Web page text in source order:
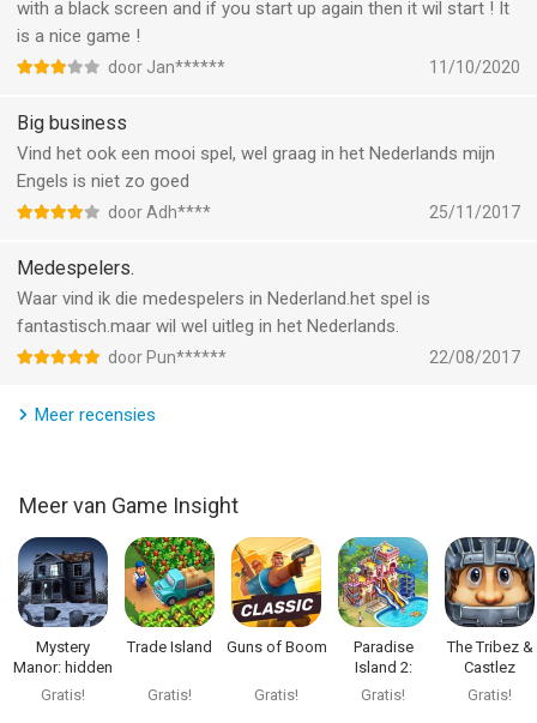
--
Big Business: Economic & Strategy Game van Game Insight is
een iPad app met iOS versie 8.0 of hoger, geschikt bevonden
voor gebruikers met leeftijden vanaf4 jaar.
Informatie voor Big Business: Economic & Strategy Gameis het
with a black screen and if you start up again then it wil start ! It
is a nice game !
door Jan****** 11/10/2020
Big business
Vind het ook een mooi spel, wel graag in het Nederlands mijn
Engels is niet zo goed
door Adh**** 25/11/2017
Medespelers.
Waar vind ik die medespelers in Nederland.het spel is
fantastisch.maar wil wel uitleg in het Nederlands.
door Pun****** 22/08/2017
Meer recensies
Meer van Game Insight
Mystery
Manor: hidden
objects
Gratis!
Trade Island
Gratis!
Guns of Boom
Gratis!
Paradise
Island 2:
Resort Sim
Gratis!
The Tribez &
Castlez
Gratis!